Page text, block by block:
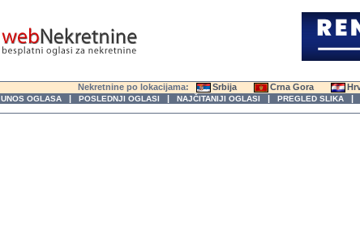
Nekretnine po lokacijama: Srbija Crna Gora
UNOS OGLASA | POSLEDNJI OGLASI | NAJČITANIJI OGLASI | PREGLED SLIKA |